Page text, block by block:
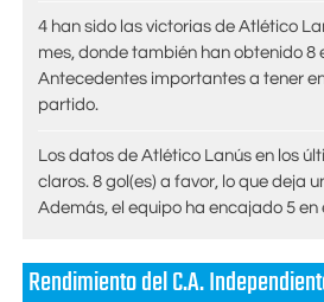
4 han sido las victorias de Atlético
mes, donde también han obtenido 8
Antecedentes importantes a tener
partido.
Los datos de Atlético Lanús en los
claros. 8 gol(es) a favor, lo que deja
Además, el equipo ha encajado 5 en
Rendimiento del C.A.